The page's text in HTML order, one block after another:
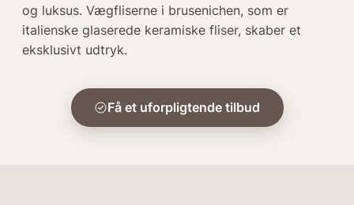
og luksus. Vægfliserne i brusenichen, som er
italienske glaserede keramiske fliser, skaber et
eksklusivt udtryk.
Få et uforpligtende tilbud